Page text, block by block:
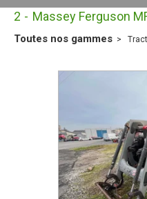
Toutes nos gammes
2 Massey Ferguson